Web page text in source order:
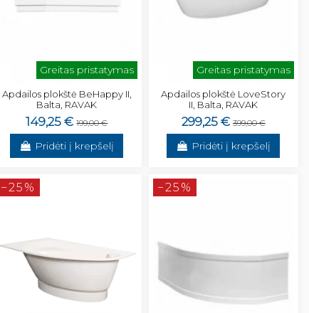
Greitas pristatymas
Apdailos plokštė BeHappy II,
Balta, RAVAK
149,25 € 199,00 €
Pridėti į krepšelį
Greitas pristatymas
Apdailos plokštė LoveStory
II, Balta, RAVAK
299,25 € 399,00 €
Pridėti į krepšelį
−25% −25%